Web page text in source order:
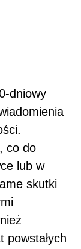
dniowy
co do
lub w
skutki
powstałych